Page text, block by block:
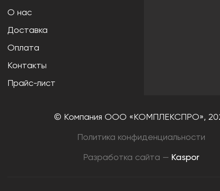
О нас
Доставка
Оплата
Контакты
Прайс-лист
© Компания ООО «КОМПЛЕКСПРО»,
Политика конфиденциальности
Разработка сайта — Kaspor